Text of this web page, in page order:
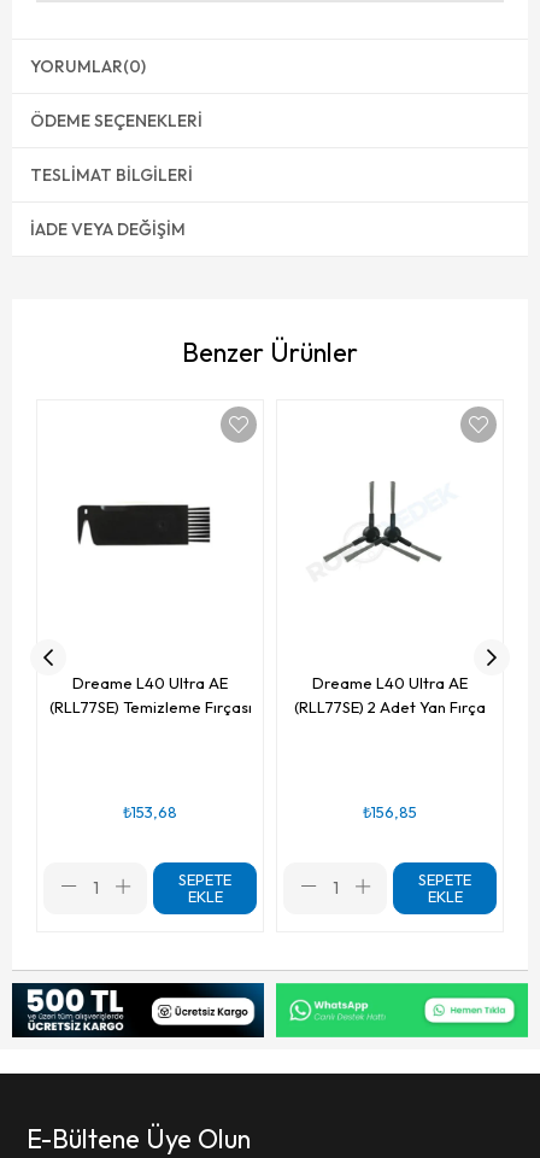
YORUMLAR(0)
ÖDEME SEÇENEKLERI
TESLIMAT BILGILERI
İADE VEYA DEĞIŞIM
Benzer Ürünler
Dreame L40 Ultra AE
(RLL77SE) Temizleme Fırçası
₺153,68
SEPETE
EKLE
Dreame L40 Ultra AE
(RLL77SE) 2 Adet Yan Fırça
₺156,85
SEPETE
EKLE
E-Bültene Üye Olun